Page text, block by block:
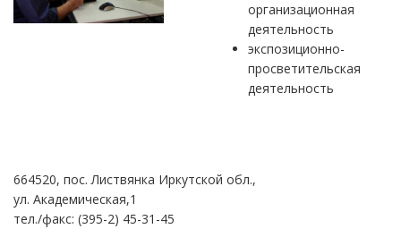
организационная
деятельность
экспозиционно-
просветительская
деятельность
664520, пос. Листвянка Иркутской обл.,
ул. Академическая,1
тел./факс: (395-2) 45-31-45